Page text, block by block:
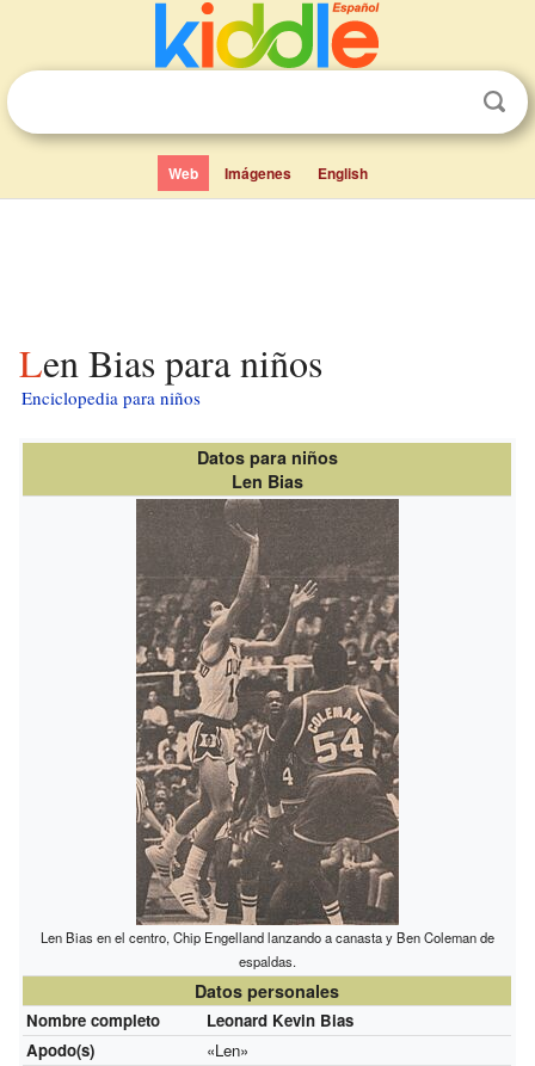
Web Imágenes English
Len Bias para niños
Enciclopedia para niños
Datos para niños
Len Bias
Len Bias en el centro, Chip Engelland lanzando a canasta y Ben Coleman de
espaldas.
Datos personales
Nombre completo
Leonard Kevin Bias
Apodo(s)
«Len»